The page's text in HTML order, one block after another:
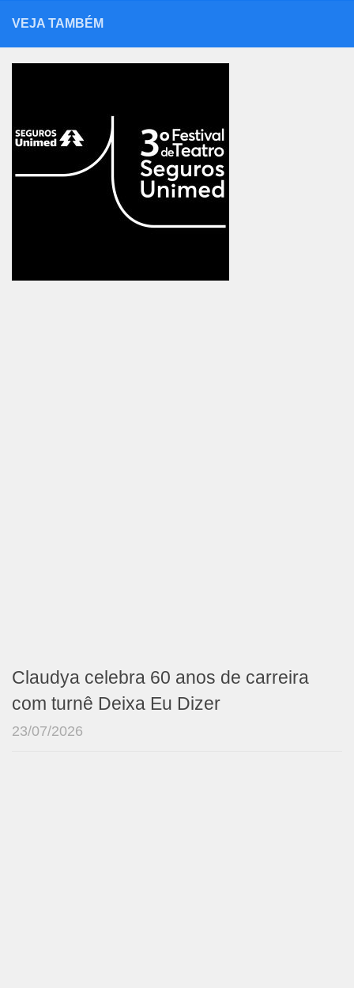
VEJA TAMBÉM
Claudya celebra 60 anos de carreira
com turnê Deixa Eu Dizer
23/07/2026